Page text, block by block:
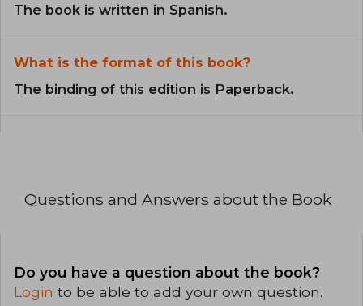
The book is written in Spanish.
What is the format of this book?
The binding of this edition is Paperback.
Questions and Answers about the Book
Do you have a question about the book?
Login to be able to add your own question.